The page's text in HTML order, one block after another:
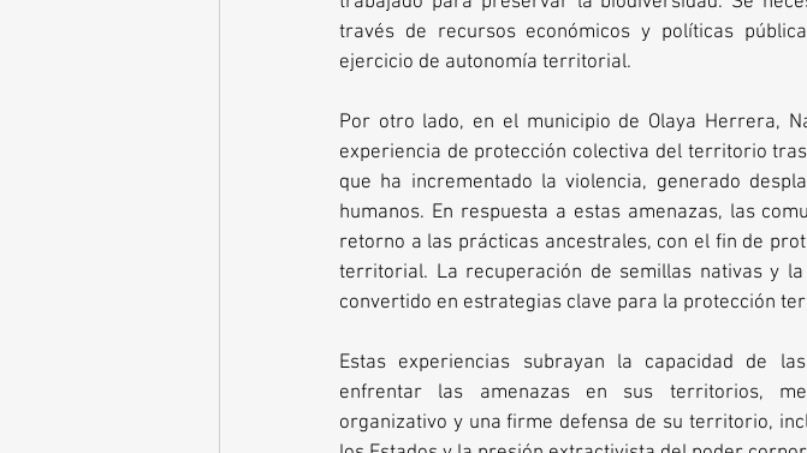
través de recursos económicos y políticas
ejercicio de autonomía territorial.
Por otro lado, en el municipio de Olaya Herrera,
experiencia de protección colectiva del territorio
que ha incrementado la violencia, generado
humanos. En respuesta a estas amenazas, las
retorno a las prácticas ancestrales, con el fin de
territorial. La recuperación de semillas nativas y
convertido en estrategias clave para la protección
Estas experiencias subrayan la capacidad de
enfrentar las amenazas en sus territorios,
organizativo y una firme defensa de su territorio,